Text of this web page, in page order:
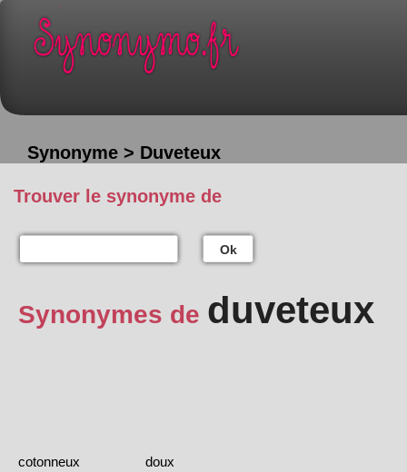
Synonyme > Duveteux
Trouver le synonyme de
Ok
Synonymes de duveteux
cotonneux
doux